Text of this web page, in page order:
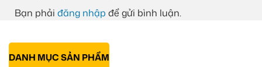
Bạn phải đăng nhập để gửi bình luận.
DANH MỤC SẢN PHẨM